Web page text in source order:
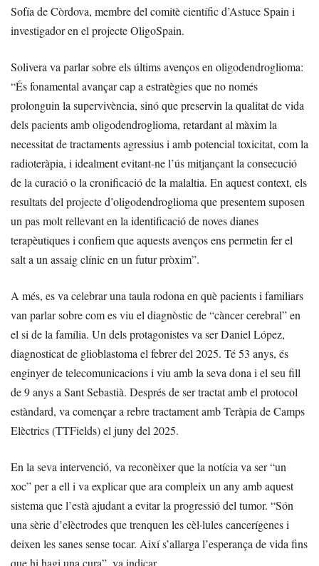
Sofía de Còrdova, membre del comitè científic d’Astuce Spain i
investigador en el projecte OligoSpain.
Solivera va parlar sobre els últims avenços en oligodendroglioma:
“És fonamental avançar cap a estratègies que no només
prolonguin la supervivència, sinó que preservin la qualitat de vida
dels pacients amb oligodendroglioma, retardant al màxim la
necessitat de tractaments agressius i amb potencial toxicitat, com la
radioteràpia, i idealment evitant-ne l’ús mitjançant la consecució
de la curació o la cronificació de la malaltia. En aquest context, els
resultats del projecte d’oligodendroglioma que presentem suposen
un pas molt rellevant en la identificació de noves dianes
terapèutiques i confiem que aquests avenços ens permetin fer el
salt a un assaig clínic en un futur pròxim”.
A més, es va celebrar una taula rodona en què pacients i familiars
van parlar sobre com es viu el diagnòstic de “càncer cerebral” en
el si de la família. Un dels protagonistes va ser Daniel López,
diagnosticat de glioblastoma el febrer del 2025. Té 53 anys, és
enginyer de telecomunicacions i viu amb la seva dona i el seu fill
de 9 anys a Sant Sebastià. Després de ser tractat amb el protocol
estàndard, va començar a rebre tractament amb Teràpia de Camps
Elèctrics (TTFields) el juny del 2025.
En la seva intervenció, va reconèixer que la notícia va ser “un
xoc” per a ell i va explicar que ara compleix un any amb aquest
sistema que l’està ajudant a evitar la progressió del tumor. “Són
una sèrie d’elèctrodes que trenquen les cèl·lules cancerígenes i
deixen les sanes sense tocar. Així s’allarga l’esperança de vida fins
que hi hagi una cura”, va indicar.